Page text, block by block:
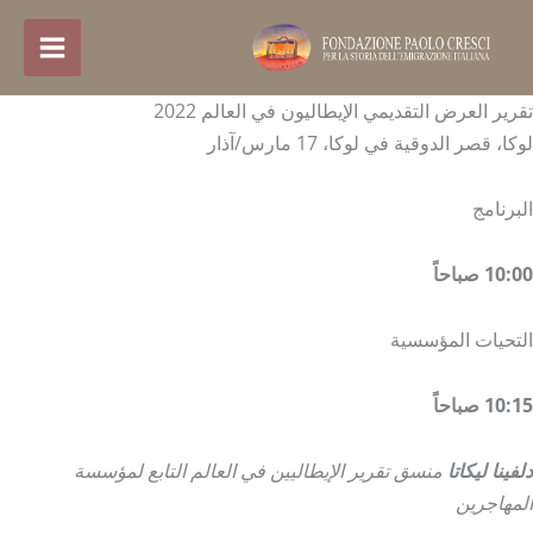
تقرير العرض التقديمي الإيطاليون في العالم 2022
لوكا، قصر الدوقية في لوكا، 17 مارس/آذار
البرنامج
10:00 صباحاً
التحيات المؤسسية
10:15 صباحاً
دلفينا ليكاتا منسق تقرير الإيطاليين في العالم التابع لمؤسسة
المهاجرين